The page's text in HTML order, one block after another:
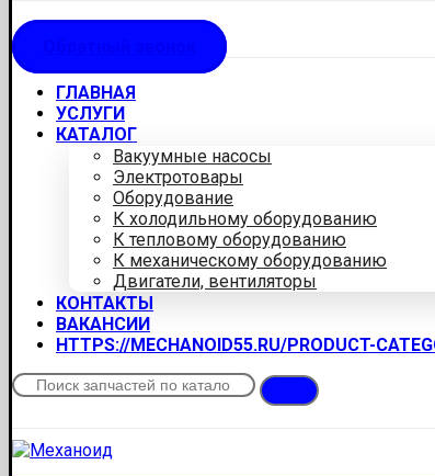
ГЛАВНАЯ
УСЛУГИ
КАТАЛОГ
Вакуумные насосы
Электротовары
Оборудование
К холодильному оборудованию
К тепловому оборудованию
К механическому оборудованию
Двигатели, вентиляторы
КОНТАКТЫ
ВАКАНСИИ
HTTPS://MECHANOID55.RU/PRODUCT-